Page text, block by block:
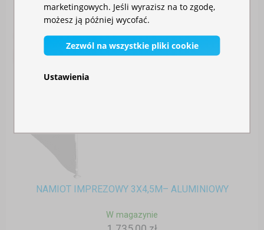
NAMIOT IMPREZOWY 3X4,5M– ALUMINIOWY
W magazynie
marketingowych. Jeśli wyrazisz na to zgodę,
możesz ją później wycofać.
Zezwól na wszystkie pliki cookie
Ustawienia